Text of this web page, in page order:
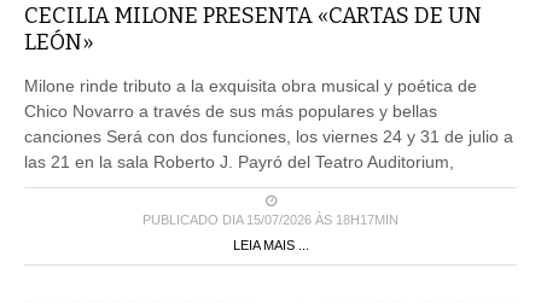
CECILIA MILONE PRESENTA «CARTAS DE UN
LEÓN»
Milone rinde tributo a la exquisita obra musical y poética de
Chico Novarro a través de sus más populares y bellas
canciones Será con dos funciones, los viernes 24 y 31 de julio a
las 21 en la sala Roberto J. Payró del Teatro Auditorium,
PUBLICADO DIA 15/07/2026 ÀS 18H17MIN
LEIA MAIS ...